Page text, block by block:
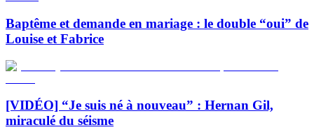
Baptême et demande en mariage : le double “oui” de
Louise et Fabrice
[VIDÉO] “Je suis né à nouveau” : Hernan Gil,
miraculé du séisme